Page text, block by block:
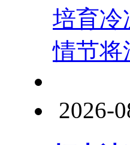
培育冷
情节将
2026-